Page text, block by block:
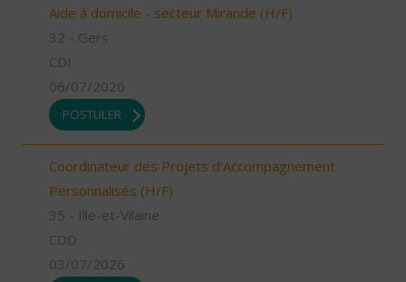
Aide à domicile - secteur Mirande (H/F)
32 - Gers
CDI
06/07/2026
POSTULER
Coordinateur des Projets d'Accompagnement
Personnalisés (H/F)
35 - Ille-et-Vilaine
CDD
03/07/2026